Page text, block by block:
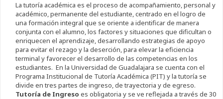
La tutoría académica es el proceso de acompañamiento, personal y
académico, permanente del estudiante, centrado en el logro de
una formación integral que se oriente a identificar de manera
conjunta con el alumno, los factores y situaciones que dificultan o
enriquecen el aprendizaje, desarrollando estrategias de apoyo
para evitar el rezago y la deserción, para elevar la eficiencia
terminal y favorecer el desarrollo de las competencias en los
estudiantes. En la Universidad de Guadalajara se cuenta con el
Programa Institucional de Tutoría Académica (PIT) y la tutoría se
divide en tres partes de ingreso, de trayectoria y de egreso.
Tutoría de Ingreso es obligatoria y se ve reflejada a través de 30